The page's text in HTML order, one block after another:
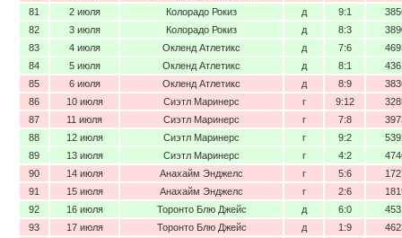
81
2 июля Колорадо Рокиз д 9:1
82
3 июля Колорадо Рокиз д 8:3
83
4 июля Окленд Атлетикс д 7:6
84
5 июля Окленд Атлетикс д 8:1
85
6 июля Окленд Атлетикс д 8:9
86
10 июля Сиэтл Маринерс г 9:12
87
11 июля Сиэтл Маринерс г 7:8
88
12 июля Сиэтл Маринерс г 9:2
89
13 июля Сиэтл Маринерс г 4:2
90
14 июля Анахайм Энджелс г 5:6
91
15 июля Анахайм Энджелс г 2:6
92
16 июля Торонто Блю Джейс д 6:0
93
17 июля Торонто Блю Джейс д 1:9